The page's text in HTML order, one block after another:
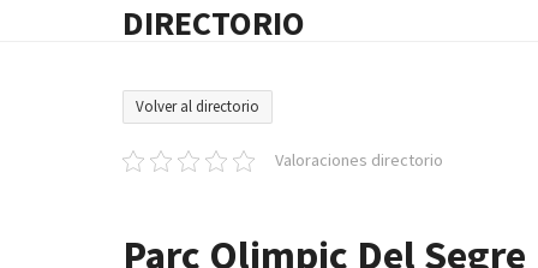
DIRECTORIO
Volver al directorio
Valoraciones directorio
Parc Olimpic Del Segre